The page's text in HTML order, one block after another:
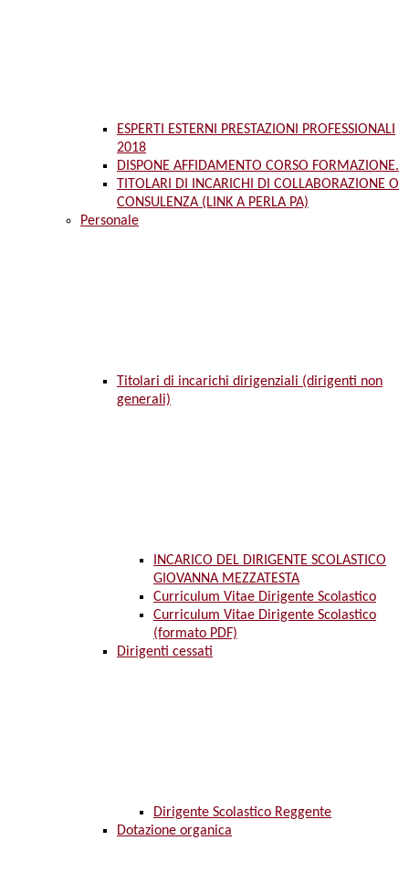
ESPERTI ESTERNI PRESTAZIONI PROFESSIONALI
2018
DISPONE AFFIDAMENTO CORSO FORMAZIONE.
TITOLARI DI INCARICHI DI COLLABORAZIONE O
CONSULENZA (LINK A PERLA PA)
Personale
Titolari di incarichi dirigenziali (dirigenti non
generali)
INCARICO DEL DIRIGENTE SCOLASTICO
GIOVANNA MEZZATESTA
Curriculum Vitae Dirigente Scolastico
Curriculum Vitae Dirigente Scolastico
(formato PDF)
Dirigenti cessati
Dirigente Scolastico Reggente
Dotazione organica